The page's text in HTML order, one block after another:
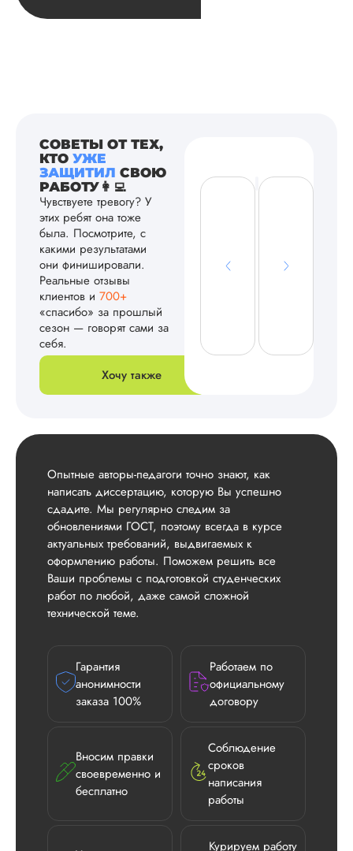
СОВЕТЫ ОТ ТЕХ,
КТО УЖЕ
ЗАЩИТИЛ СВОЮ
РАБОТУ👩‍💻
Чувствуете тревогу? У
этих ребят она тоже
была. Посмотрите, с
какими результатами
они финишировали.
Реальные отзывы
клиентов и 700+
«спасибо» за прошлый
сезон — говорят сами за
себя.
Хочу также
Опытные авторы-педагоги точно знают, как
написать диссертацию, которую Вы успешно
сдадите. Мы регулярно следим за
обновлениями ГОСТ, поэтому всегда в курсе
актуальных требований, выдвигаемых к
оформлению работы. Поможем решить все
Ваши проблемы с подготовкой студенческих
работ по любой, даже самой сложной
технической теме.
Гарантия
анонимности
заказа 100%
Работаем по
официальному
договору
Вносим правки
своевременно и
бесплатно
Соблюдение
сроков
написания
работы
Курируем работу